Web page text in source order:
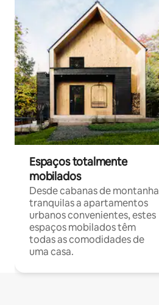
Espaços totalmente
mobilados
Desde cabanas de montanha
tranquilas a apartamentos
urbanos convenientes, estes
espaços mobilados têm
todas as comodidades de
uma casa.